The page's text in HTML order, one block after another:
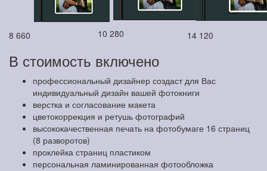
8 660 10 280 14 120
В стоимость включено
профессиональный дизайнер создаст для Вас
индивидуальный дизайн вашей фотокниги
верстка и согласование макета
цветокоррекция и ретушь фотографий
высококачественная печать на фотобумаге 16 страниц
(8 разворотов)
проклейка страниц пластиком
персональная ламинированная фотообложка